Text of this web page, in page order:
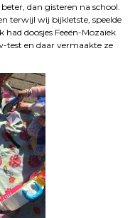
dan gisteren na school.
terwijl wij bijkletste, speelde
had doosjes Feeën-Mozaïek
test en daar vermaakte ze